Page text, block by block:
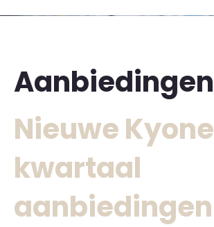
Aanbiedingen
Nieuwe Kyone
kwartaal
aanbiedingen